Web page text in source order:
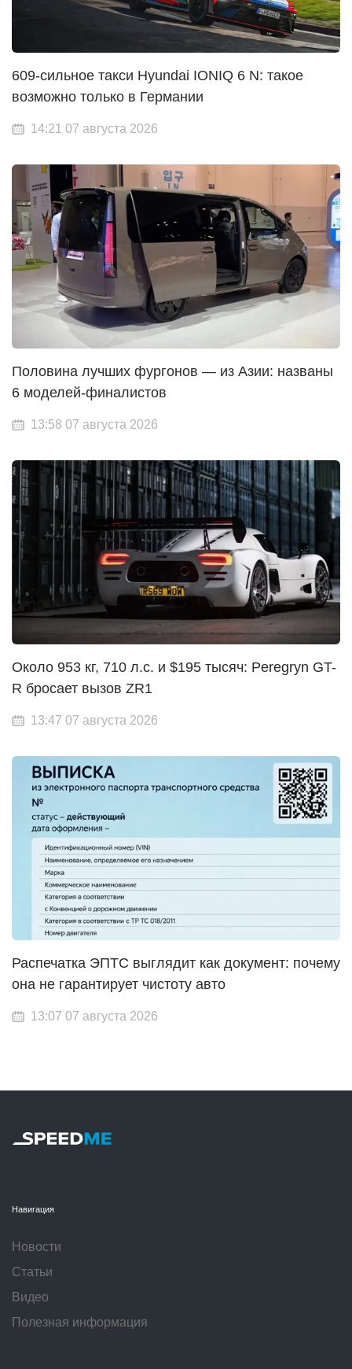
609-сильное такси Hyundai IONIQ 6 N: такое
возможно только в Германии
14:21 07 августа 2026
Половина лучших фургонов — из Азии: названы
6 моделей-финалистов
13:58 07 августа 2026
Около 953 кг, 710 л.с. и $195 тысяч: Peregryn GT-
R бросает вызов ZR1
13:47 07 августа 2026
Распечатка ЭПТС выглядит как документ: почему
она не гарантирует чистоту авто
13:07 07 августа 2026
Навигация
Новости
Статьи
Видео
Полезная информация